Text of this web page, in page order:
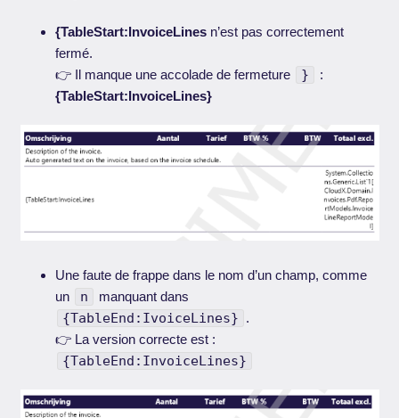
{TableStart:InvoiceLines n’est pas correctement
fermé.
👉 Il manque une accolade de fermeture
}
:
{TableStart:InvoiceLines}
Une faute de frappe dans le nom d’un champ, comme
un
n manquant dans
{TableEnd:IvoiceLines} .
👉 La version correcte est :
{TableEnd:InvoiceLines}